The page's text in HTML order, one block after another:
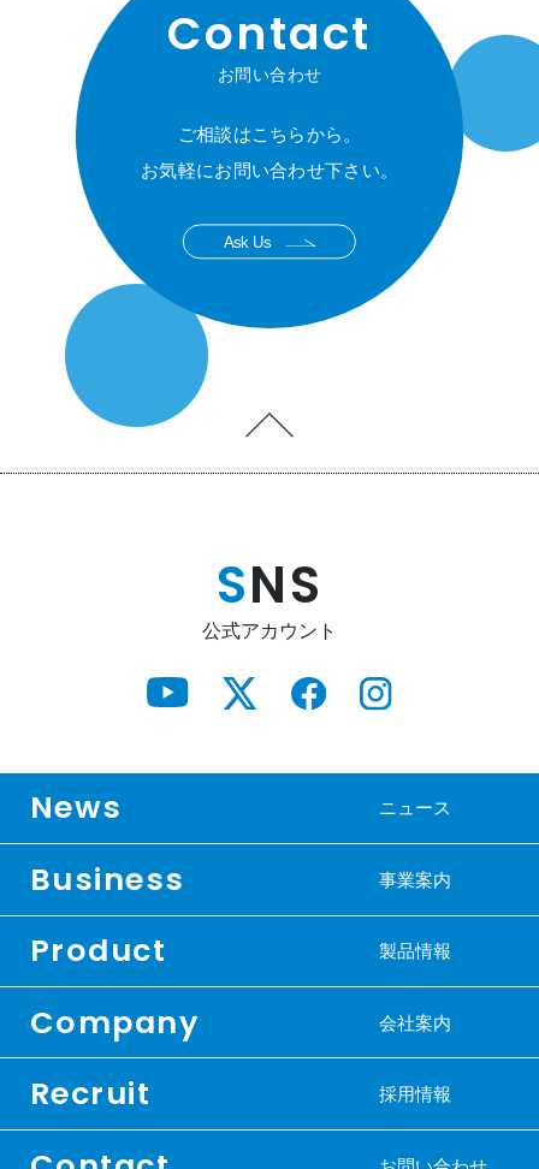
Contact
お問い合わせ
ご相談はこちらから。
お気軽にお問い合わせ下さい。
Ask Us
SNS
公式アカウント
News ニュース
Business 事業案内
Product 製品情報
Company 会社案内
Recruit 採用情報